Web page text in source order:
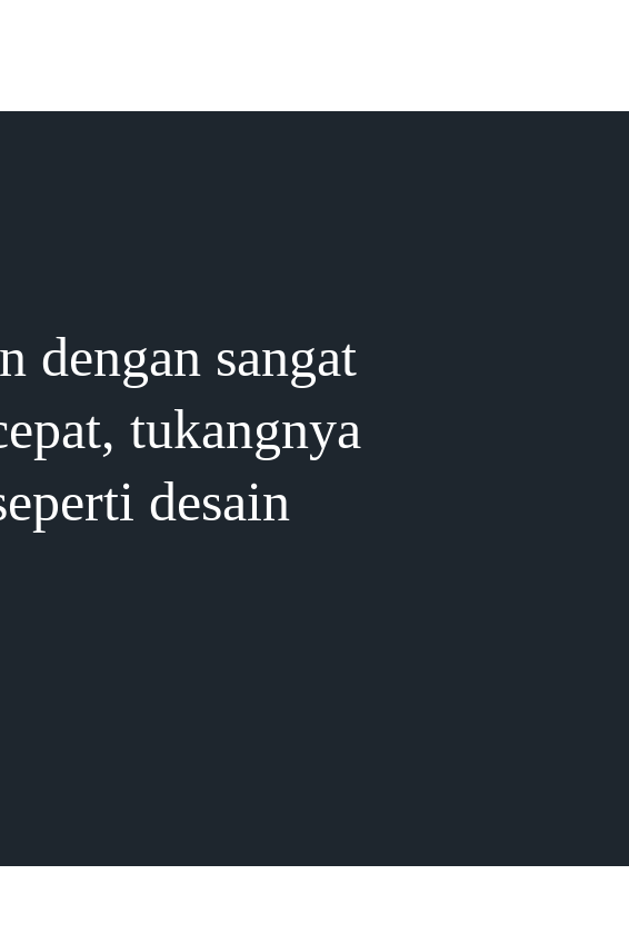
dengan sangat
tukangnya
desain